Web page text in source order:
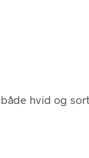
hvid og